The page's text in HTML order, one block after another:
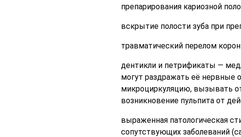
препарирования кариозной
вскрытие полости зуба при
травматический перелом
дентикли и петрификаты —
могут раздражать её нервные
микроциркуляцию, вызывать
возникновение пульпита от
выраженная патологическая
сопутствующих заболеваний